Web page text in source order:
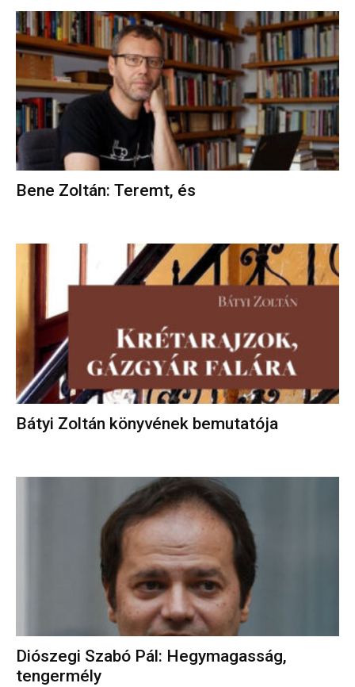
Bene Zoltán: Teremt, és
Bátyi Zoltán könyvének bemutatója
Diószegi Szabó Pál: Hegymagasság,
tengermély